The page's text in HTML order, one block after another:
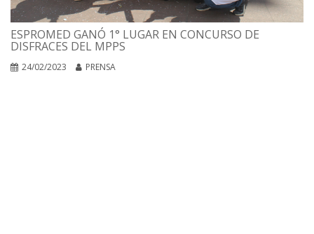
ESPROMED GANÓ 1° LUGAR EN CONCURSO DE
DISFRACES DEL MPPS
24/02/2023 PRENSA